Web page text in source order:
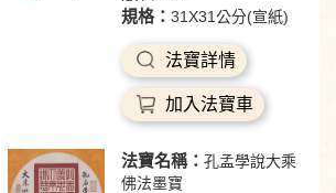
規格： 31X31公分(宣紙)
法寶詳情
加入法寶車
法寶名稱： 孔孟學說大乘
佛法墨寶